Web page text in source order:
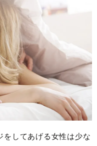
をしてあげる女性は少な